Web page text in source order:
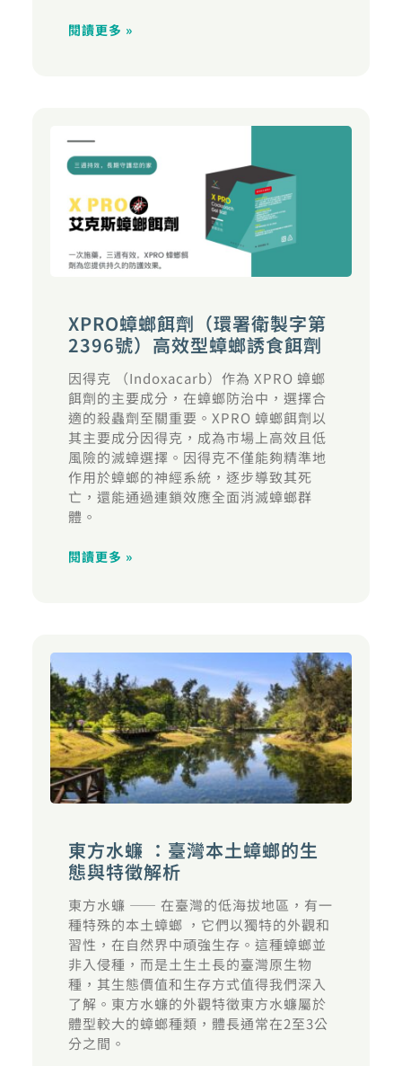
閱讀更多 »
XPRO蟑螂餌劑（環署衛製字第
2396號）高效型蟑螂誘食餌劑
因得克 （Indoxacarb）作為 XPRO 蟑螂
餌劑的主要成分，在蟑螂防治中，選擇合
適的殺蟲劑至關重要。XPRO 蟑螂餌劑以
其主要成分因得克，成為市場上高效且低
風險的滅蟑選擇。因得克不僅能夠精準地
作用於蟑螂的神經系統，逐步導致其死
亡，還能通過連鎖效應全面消滅蟑螂群
體。
閱讀更多 »
東方水蠊 ：臺灣本土蟑螂的生
態與特徵解析
東方水蠊 —— 在臺灣的低海拔地區，有一
種特殊的本土蟑螂 ，它們以獨特的外觀和
習性，在自然界中頑強生存。這種蟑螂並
非入侵種，而是土生土長的臺灣原生物
種，其生態價值和生存方式值得我們深入
了解。東方水蠊的外觀特徵東方水蠊屬於
體型較大的蟑螂種類，體長通常在2至3公
分之間。